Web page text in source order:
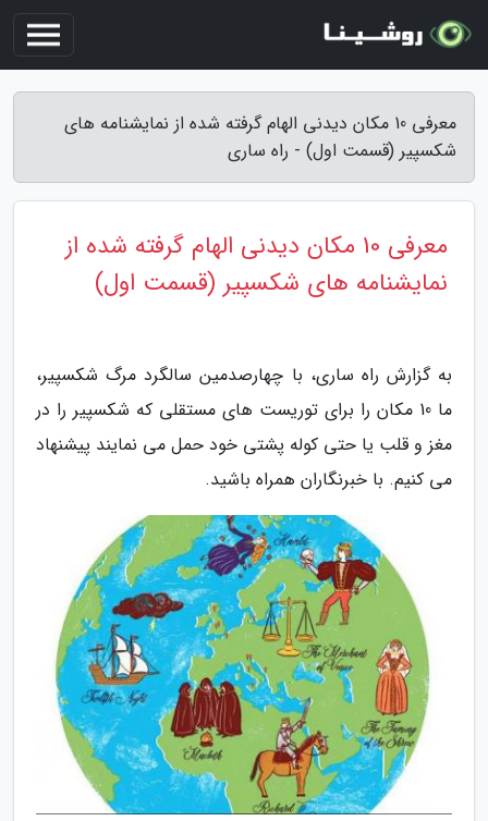
معرفی 10 مکان دیدنی الهام گرفته شده از نمایشنامه های
شکسپیر (قسمت اول) - راه ساری
معرفی 10 مکان دیدنی الهام گرفته شده از
نمایشنامه های شکسپیر (قسمت اول)
به گزارش راه ساری، با چهارصدمین سالگرد مرگ شکسپیر،
ما 10 مکان را برای توریست های مستقلی که شکسپیر را در
مغز و قلب یا حتی کوله پشتی خود حمل می نمایند پیشنهاد
می کنیم. با خبرنگاران همراه باشید.